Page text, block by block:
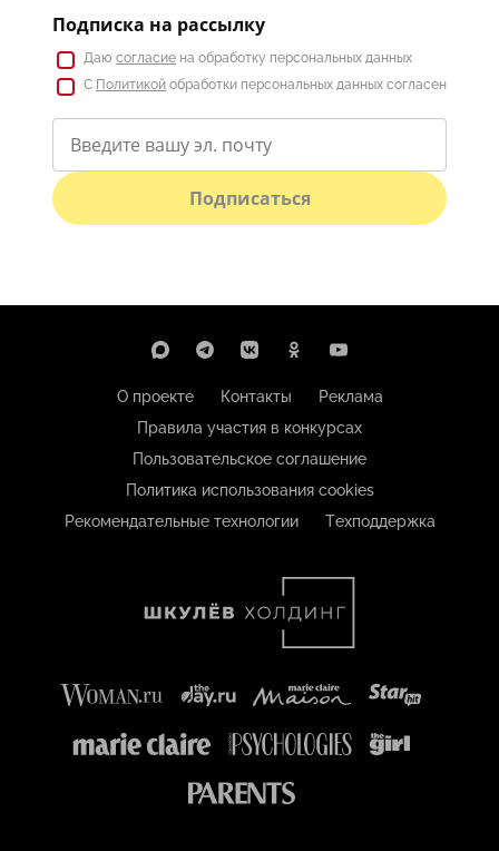
Подписка на рассылку
Даю согласие на обработку персональных данных
С Политикой обработки персональных данных согласен
Подписаться
О проекте Контакты
Реклама
Правила участия в конкурсах
Пользовательское соглашение
Политика использования cookies
Рекомендательные технологии
Техподдержка